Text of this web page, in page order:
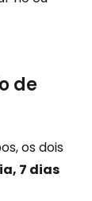
de
os dois
7 dias